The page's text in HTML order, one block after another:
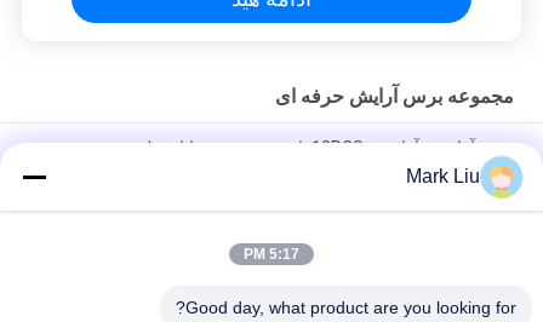
مجموعه برس آرایش حرفه ای
برس آرایشی آرایشی 12PCS پایه حق بیمه حیوانات طبیعی و مو
مصنوعی با کیف
مجموعه برس های آرایش حرفه ای با کیفیت برتر / مجموعه برس برس
Mark Liu
5:17 PM
Good day, what product are you looking for?